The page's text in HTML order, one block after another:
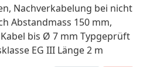
Nachverkabelung bei nicht
Abstandmass 150 mm,
bis Ø 7 mm Typgeprüft
EG III Länge 2 m